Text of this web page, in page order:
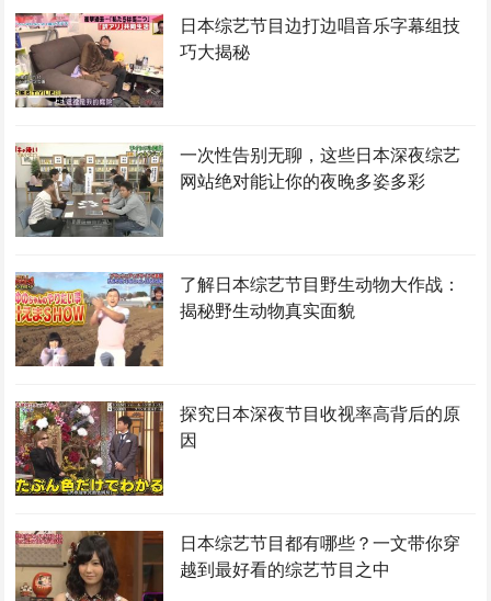
日本综艺节目边打边唱音乐字幕组技
巧大揭秘
一次性告别无聊，这些日本深夜综艺
网站绝对能让你的夜晚多姿多彩
了解日本综艺节目野生动物大作战：
揭秘野生动物真实面貌
探究日本深夜节目收视率高背后的原
因
日本综艺节目都有哪些？一文带你穿
越到最好看的综艺节目之中